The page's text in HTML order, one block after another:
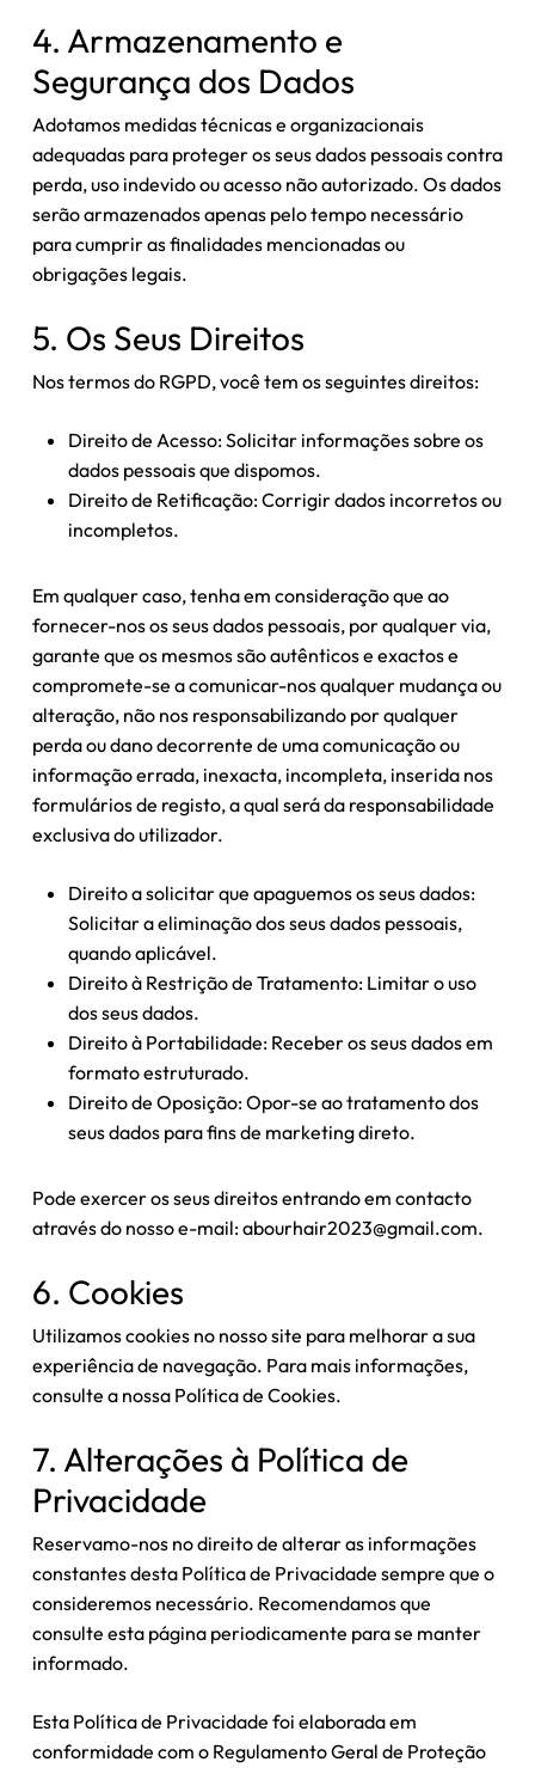
Nenhum produto no carrinho.
4. Armazenamento e
Segurança dos Dados
Adotamos medidas técnicas e organizacionais
adequadas para proteger os seus dados pessoais contra
perda, uso indevido ou acesso não autorizado. Os dados
serão armazenados apenas pelo tempo necessário
para cumprir as finalidades mencionadas ou
obrigações legais.
5. Os Seus Direitos
Nos termos do RGPD, você tem os seguintes direitos:
Direito de Acesso: Solicitar informações sobre os
dados pessoais que dispomos.
Direito de Retificação: Corrigir dados incorretos ou
incompletos.
Em qualquer caso, tenha em consideração que ao
fornecer-nos os seus dados pessoais, por qualquer via,
garante que os mesmos são autênticos e exactos e
compromete-se a comunicar-nos qualquer mudança ou
alteração, não nos responsabilizando por qualquer
perda ou dano decorrente de uma comunicação ou
informação errada, inexacta, incompleta, inserida nos
formulários de registo, a qual será da responsabilidade
exclusiva do utilizador.
Direito a solicitar que apaguemos os seus dados:
Solicitar a eliminação dos seus dados pessoais,
quando aplicável.
Direito à Restrição de Tratamento: Limitar o uso
dos seus dados.
Direito à Portabilidade: Receber os seus dados em
formato estruturado.
Direito de Oposição: Opor-se ao tratamento dos
seus dados para fins de marketing direto.
Pode exercer os seus direitos entrando em contacto
através do nosso e-mail:abourhair2023@gmail.com.
6. Cookies
Utilizamos cookies no nosso site para melhorar a sua
experiência de navegação. Para mais informações,
consulte a nossa Política de Cookies.
7. Alterações à Política de
Privacidade
Reservamo-nos no direito de alterar as informações
constantes desta Política de Privacidade sempre que o
consideremos necessário. Recomendamos que
consulte esta página periodicamente para se manter
informado.
Esta Política de Privacidade foi elaborada em
conformidade com o Regulamento Geral de Proteção